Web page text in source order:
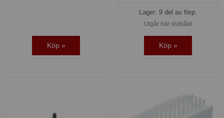
Köp »
Lager: 9 del av förp.
Utgår när slutsåld
Köp »